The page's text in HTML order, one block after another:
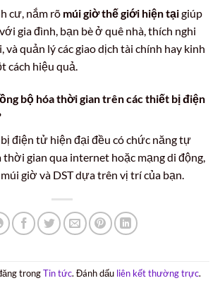
cư, nắm rõ múi giờ thế giới hiện tạigiúp
gia đình, bạn bè ở quê nhà, thích nghi
quản lý các giao dịch tài chính hay kinh
cách hiệu quả.
bộ hóa thời gian trên các thiết bị điện
điện tử hiện đại đều có chức năng tự
thời gian qua internet hoặc mạng di động,
giờ và DST dựa trên vị trí của bạn.
trongTin tức. Đánh dấu liên kết thường trực.